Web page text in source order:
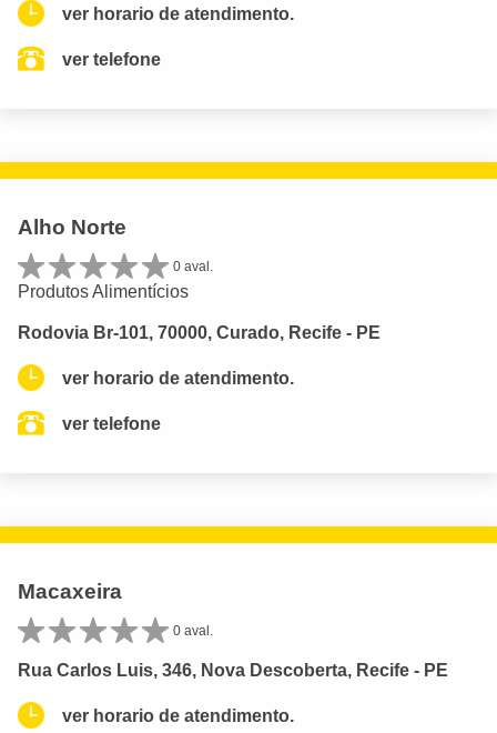
ver horario de atendimento.
ver telefone
Alho Norte
0 aval.
Produtos Alimentícios
Rodovia Br-101, 70000, Curado, Recife - PE
ver horario de atendimento.
ver telefone
Macaxeira
0 aval.
Rua Carlos Luis, 346, Nova Descoberta, Recife - PE
ver horario de atendimento.